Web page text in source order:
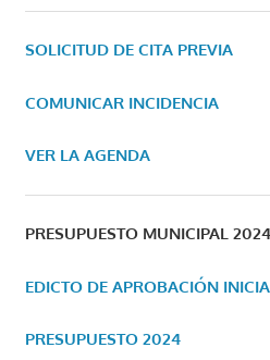
SOLICITUD DE CITA PREVIA
COMUNICAR INCIDENCIA
VER LA AGENDA
PRESUPUESTO MUNICIPAL 2024
EDICTO DE APROBACIÓN
PRESUPUESTO 2024